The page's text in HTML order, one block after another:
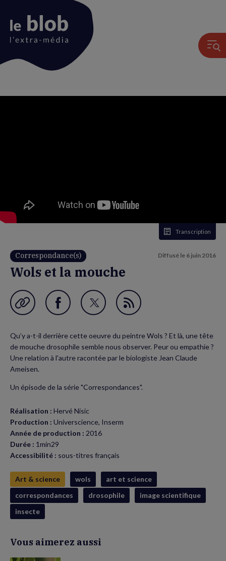
Transcription
Correspondance(s) Diffusé le 6 juin 2016
Wols et la mouche
Garder en favori
Partager
Facebook
(nouvelle
Partager
Twitter
(nouvelle
Flux
Qu’y a-t-il derrière cette oeuvre du peintre Wols ? Et là, une tête
de mouche drosophile semble nous observer. Peur ou empathie ?
Une relation à l'autre racontée par le biologiste Jean Claude
Ameisen.
Un épisode de la série "Correspondances".
Réalisation : Hervé Nisic
Production : Universcience, Inserm
Année de production : 2016
Durée : 1min29
Accessibilité : sous-titres français
Art & science wols
art et science
correspondances
drosophile
image scientifique
insecte
Vous aimerez aussi